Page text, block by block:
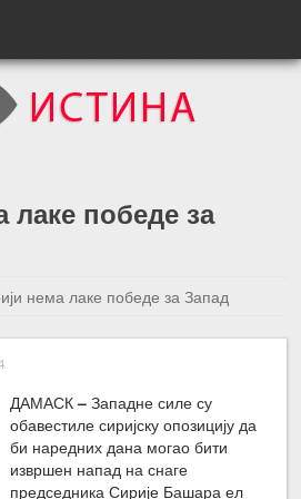
лаке победе за
нема лаке победе за Запад
вест
Следећа вест →
ДАМАСК–Западне силе су
обавестиле сиријску опозицију да
би наредних дана могао бити
извршен напад на снаге
председника Сирије Башара ел